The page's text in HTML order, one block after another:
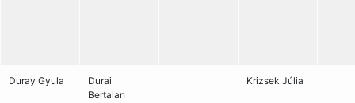
Duray Gyula
Durai
Bertalan
Krizsek Júlia